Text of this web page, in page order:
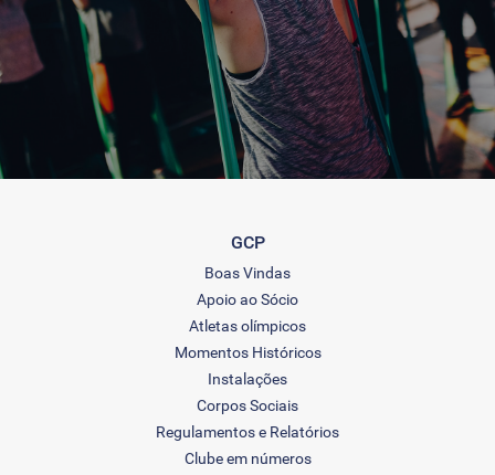
GCP
Boas Vindas
Apoio ao Sócio
Atletas olímpicos
Momentos Históricos
Instalações
Corpos Sociais
Regulamentos e Relatórios
Clube em números